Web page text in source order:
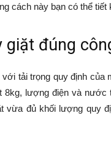
cách này bạn có thể
giặt đúng
tải trọng quy định
8kg, lượng điện và
vừa đủ khối lượng quy